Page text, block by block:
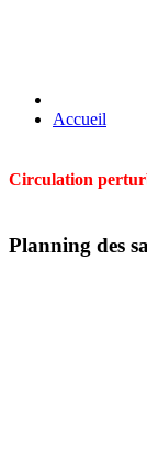
Accueil
Circulation
Planning des